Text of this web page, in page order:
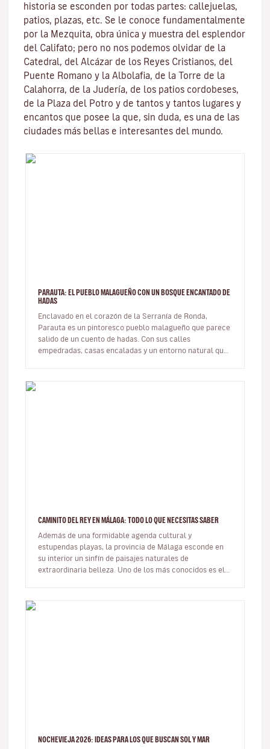
historia se esconden por todas partes: callejuelas,
patios, plazas, etc. Se le conoce fundamentalmente
por la Mezquita, obra única y muestra del esplendor
del Califato; pero no nos podemos olvidar de la
Catedral, del Alcázar de los Reyes Cristianos, del
Puente Romano y la Albolafia, de la Torre de la
Calahorra, de la Juderí­a, de los patios cordobeses,
de la Plaza del Potro y de tantos y tantos lugares y
encantos que posee la que, sin duda, es una de las
ciudades más bellas e interesantes del mundo.
PARAUTA: EL PUEBLO MALAGUEÑO CON UN BOSQUE ENCANTADO DE
HADAS
Enclavado en el corazón de la Serranía de Ronda,
Parauta es un pintoresco pueblo malagueño que parece
salido de un cuento de hadas. Con sus calles
empedradas, casas encaladas y un entorno natural que
CAMINITO DEL REY EN MÁLAGA: TODO LO QUE NECESITAS SABER
Además de una formidable agenda cultural y
estupendas playas, la provincia de Málaga esconde en
su interior un sinfín de paisajes naturales de
extraordinaria belleza. Uno de los más conocidos es el
NOCHEVIEJA 2026: IDEAS PARA LOS QUE BUSCAN SOL Y MAR